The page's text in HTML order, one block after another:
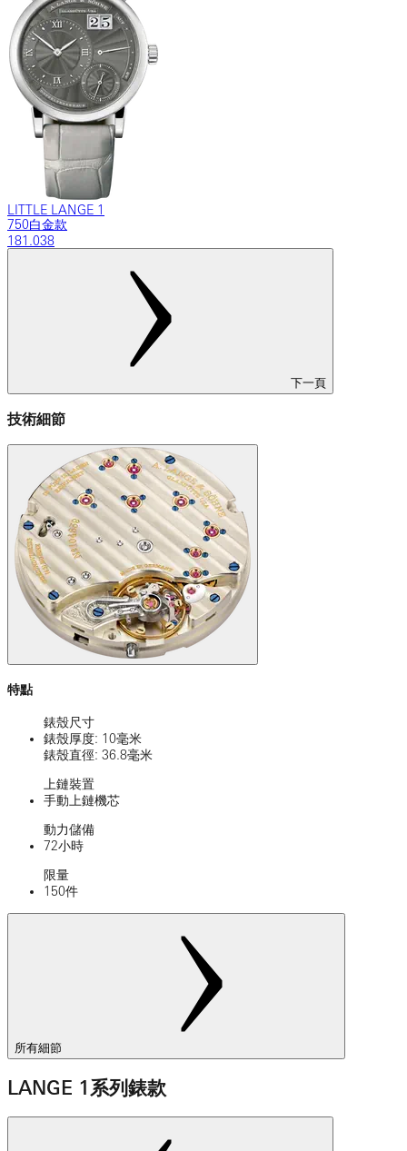
LITTLE LANGE 1
750白金款
181.038
下一頁
技術細節
特點
錶殼尺寸
錶殼厚度: 10毫米
錶殼直徑: 36.8毫米
上鏈裝置
手動上鏈機芯
動力儲備
72小時
限量
150件
所有細節
LANGE 1系列錶款